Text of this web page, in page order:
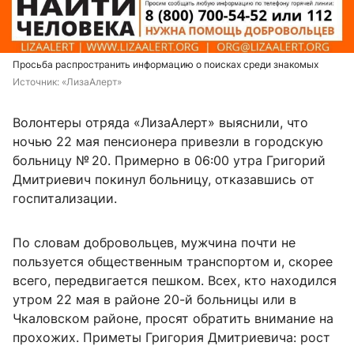
Просьба распространить информацию о поисках среди знакомых
Источник: «ЛизаАлерт»
Волонтеры отряда «ЛизаАлерт» выяснили, что
ночью 22 мая пенсионера привезли в городскую
больницу № 20. Примерно в 06:00 утра Григорий
Дмитриевич покинул больницу, отказавшись от
госпитализации.
По словам добровольцев, мужчина почти не
пользуется общественным транспортом и, скорее
всего, передвигается пешком. Всех, кто находился
утром 22 мая в районе 20-й больницы или в
Чкаловском районе, просят обратить внимание на
прохожих. Приметы Григория Дмитриевича: рост